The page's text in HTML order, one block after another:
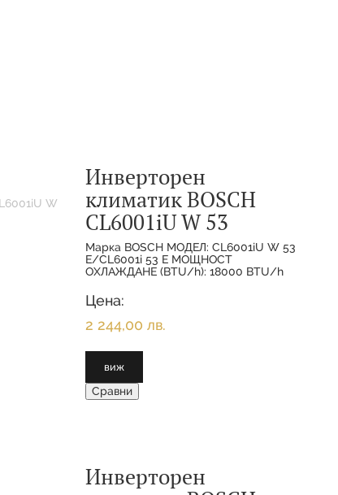
Инверторен
климатик BOSCH
CL6001iU W 53
Марка BOSCH МОДЕЛ: CL6001iU W 53
E/CL6001i 53 E МОЩНОСТ
ОХЛАЖДАНЕ (BTU/h): 18000 BTU/h
5.300 KW МОЩНОСТ
ОТОПЛЕНИЕ(НОМИНАЛНА):
Цена:
2 244,00 лв.
виж
Сравни
Инверторен